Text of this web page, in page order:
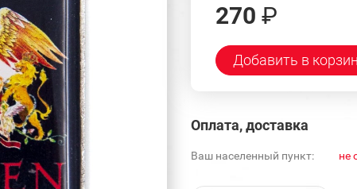
270 ₽
Добавить в
Оплата, доставка
Ваш населенный пункт: не